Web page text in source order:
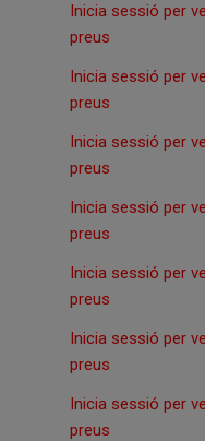
Inicia sessió per
preus
Inicia sessió per
preus
Inicia sessió per
preus
Inicia sessió per
preus
Inicia sessió per
preus
Inicia sessió per
preus
Inicia sessió per
preus